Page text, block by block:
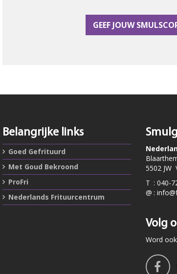
GEEF JOUW
Belangrijke links
Goed Gefrituurd
Met Goud Bekroond
ProFri
Nederlands Frituurcentrum
5502 JW
T : 040-
@ :
Volg
Word